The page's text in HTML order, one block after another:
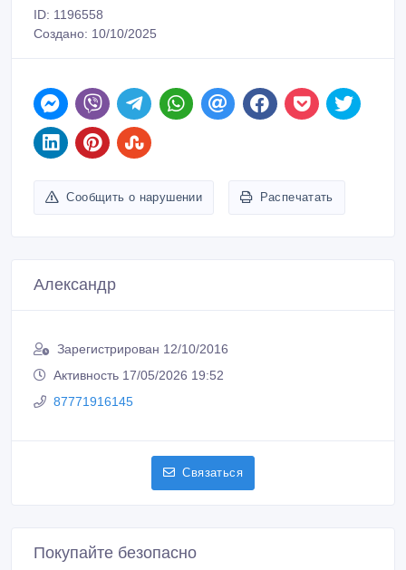
ID: 1196558
Создано: 10/10/2025
Сообщить о нарушении Распечатать
Александр
Зарегистрирован 12/10/2016
Активность 17/05/2026 19:52
87771916145
Связаться
Покупайте безопасно